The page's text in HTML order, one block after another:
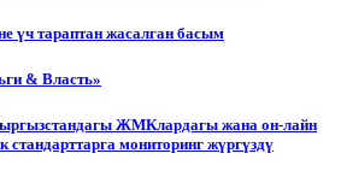
үч тараптан жасалган басым
& Власть»
ЖМКлардагы жана он-лайн
мониторинг жүргүздү